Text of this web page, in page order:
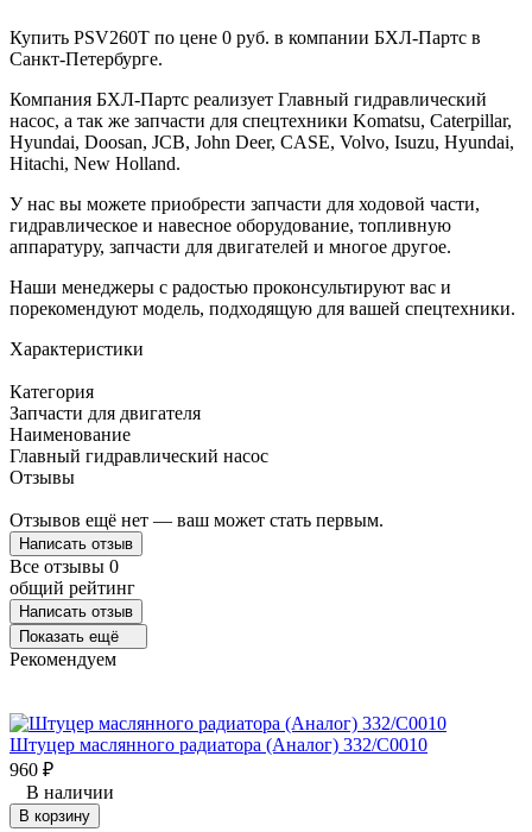
Купить PSV260T по цене 0 руб. в компании БХЛ-Партс в
Санкт-Петербурге.
Компания БХЛ-Партс реализует Главный гидравлический
насос, а так же запчасти для спецтехники Komatsu, Caterpillar,
Hyundai, Doosan, JCB, John Deer, CASE, Volvo, Isuzu, Hyundai,
Hitachi, New Holland.
У нас вы можете приобрести запчасти для ходовой части,
гидравлическое и навесное оборудование, топливную
аппаратуру, запчасти для двигателей и многое другое.
Наши менеджеры с радостью проконсультируют вас и
порекомендуют модель, подходящую для вашей спецтехники.
Характеристики
Категория
Запчасти для двигателя
Наименование
Главный гидравлический насос
Отзывы
Отзывов ещё нет — ваш может стать первым.
Написать отзыв
Все отзывы 0
общий рейтинг
Написать отзыв
Показать ещё
Рекомендуем
Штуцер маслянного радиатора (Аналог) 332/C0010
960 ₽
В наличии
В корзину